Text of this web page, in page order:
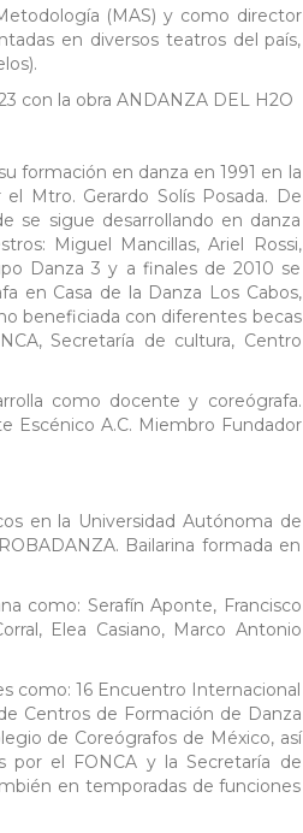
(MAS) y como director
en diversos teatros del país,
con la obra ANDANZA DEL H2O
formación en danza en 1991 en la
Mtro. Gerardo Solís Posada. De
se sigue desarrollando en danza
Miguel Mancillas, Ariel Rossi,
Danza 3 y a finales de 2010 se
en Casa de la Danza Los Cabos,
beneficiada con diferentes becas
Secretaría de cultura, Centro
como docente y coreógrafa.
Escénico A.C. Miembro Fundador
en la Universidad Autónoma de
Bailarina formada en
como: Serafín Aponte, Francisco
Elea Casiano, Marco Antonio
como: 16 Encuentro Internacional
Centros de Formación de Danza
de Coreógrafos de México, así
por el FONCA y la Secretaría de
en temporadas de funciones